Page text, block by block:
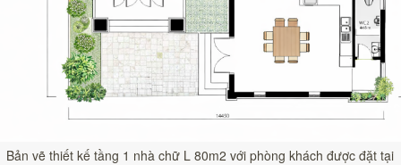
Bản vẽ thiết kế tầng 1 nhà chữ L 80m2 với phòng khách được đặt tại